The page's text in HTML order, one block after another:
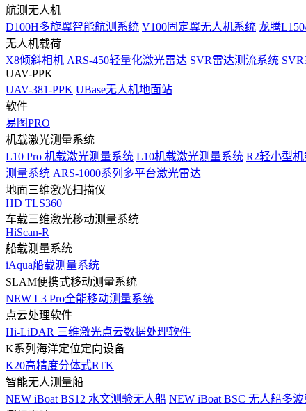
航测无人机
D100H多旋翼智能航测系统 V100固定翼无人机系统 龙腾
无人机载荷
X8倾斜相机 ARS-450轻量化激光雷达 SVR雷达测流系统
UAV-PPK
UAV-381-PPK UBase无人机地面站
软件
易图PRO
机载激光测量系统
L10 Pro 机载激光测量系统 L10机载激光测量系统 R2轻小型
测量系统 ARS-1000系列多平台激光雷达
地面三维激光扫描仪
HD TLS360
车载三维激光移动测量系统
HiScan-R
船载测量系统
iAqua船载测量系统
SLAM便携式移动测量系统
NEW L3 Pro全能移动测量系统
点云处理软件
Hi-LiDAR 三维激光点云数据处理软件
K系列海洋定位定向设备
K20高精度分体式RTK
智能无人测量船
NEW iBoat BS12 水文测验无人船 NEW iBoat BSC 无人船多